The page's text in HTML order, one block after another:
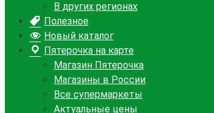
В других регионах
Полезное
Новый каталог
Пятерочка на карте
Магазин Пятерочка
Магазины в России
Все супермаркеты
Актуальные цены